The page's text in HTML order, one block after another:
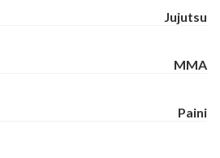
Jujutsu
MMA
Paini